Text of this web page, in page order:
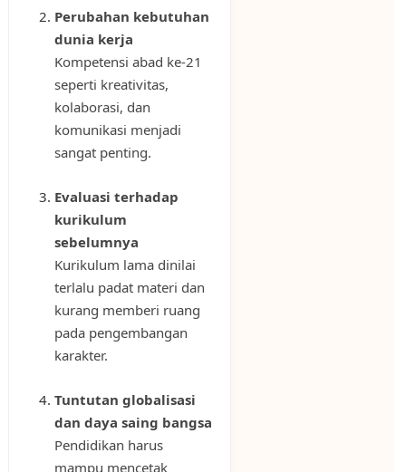
Perubahan kebutuhan
dunia kerja
Kompetensi abad ke-21
seperti kreativitas,
kolaborasi, dan
komunikasi menjadi
sangat penting.
Evaluasi terhadap
kurikulum
sebelumnya
Kurikulum lama dinilai
terlalu padat materi dan
kurang memberi ruang
pada pengembangan
karakter.
Tuntutan globalisasi
dan daya saing bangsa
Pendidikan harus
mampu mencetak